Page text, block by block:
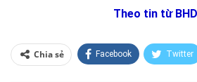
Theo tin từ
Chia sẻ Facebook Twitter